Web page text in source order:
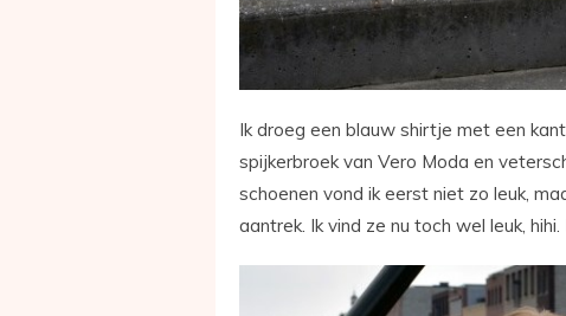
Ik droeg een blauw shirtje met een
spijkerbroek van Vero Moda en
schoenen vond ik eerst niet zo leuk,
aantrek. Ik vind ze nu toch wel leuk,